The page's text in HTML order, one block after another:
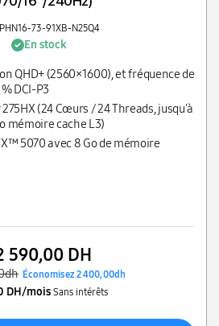
PHN16-73-91XB-N25Q4
En stock
QHD+ (2560×1600), et fréquence de
DCI-P3
(24 Cœurs / 24 Threads, jusqu'à
mémoire cache L3)
5070 avec 8 Go de mémoire
590,00 DH
Économisez 2 400,00dh
DH/mois Sans intérêts